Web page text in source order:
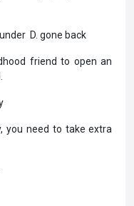
D. gone back
friend to open an
you need to take extra